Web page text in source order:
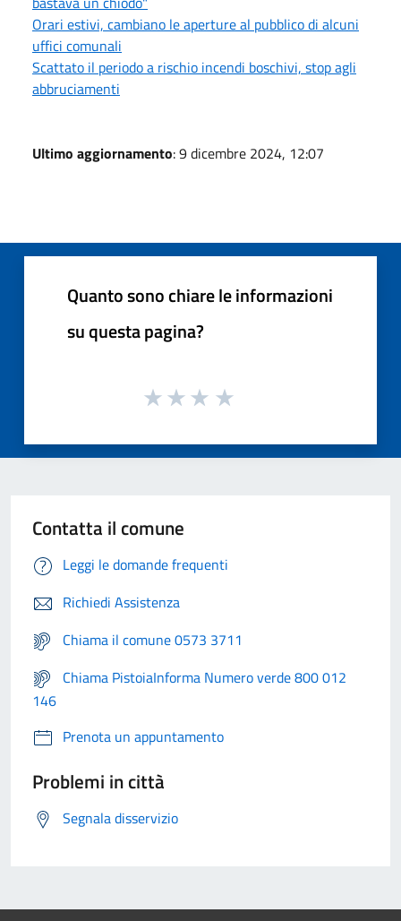
Orari estivi, cambiano le aperture al pubblico di alcuni
uffici comunali
Scattato il periodo a rischio incendi boschivi, stop agli
abbruciamenti
Ultimo aggiornamento: 9 dicembre 2024, 12:07
Quanto sono chiare le informazioni
su questa pagina?
Contatta il comune
Leggi le domande frequenti
Richiedi Assistenza
Chiama il comune 0573 3711
Chiama PistoiaInforma Numero verde 800 012
146
Prenota un appuntamento
Problemi in città
Segnala disservizio